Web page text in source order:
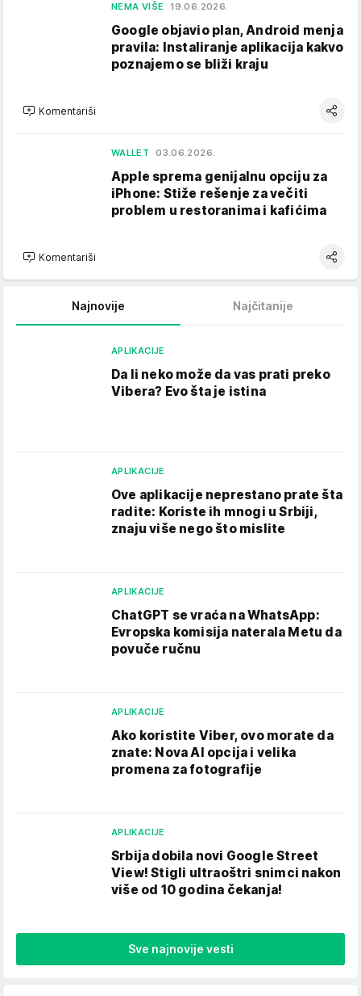
NEMA VIŠE 19.06.2026.
Google objavio plan, Android menja
pravila: Instaliranje aplikacija kakvo
poznajemo se bliži kraju
Komentariši
WALLET 03.06.2026.
Apple sprema genijalnu opciju za
iPhone: Stiže rešenje za večiti
problem u restoranima i kafićima
Komentariši
Najnovije Najčitanije
APLIKACIJE
Da li neko može da vas prati preko
Vibera? Evo šta je istina
APLIKACIJE
Ove aplikacije neprestano prate šta
radite: Koriste ih mnogi u Srbiji,
znaju više nego što mislite
APLIKACIJE
ChatGPT se vraća na WhatsApp:
Evropska komisija naterala Metu da
povuče ručnu
APLIKACIJE
Ako koristite Viber, ovo morate da
znate: Nova AI opcija i velika
promena za fotografije
APLIKACIJE
Srbija dobila novi Google Street
View! Stigli ultraoštri snimci nakon
više od 10 godina čekanja!
Sve najnovije vesti